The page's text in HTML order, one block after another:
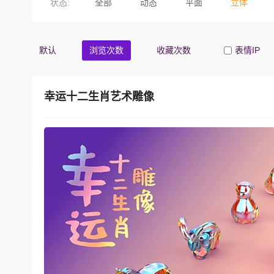
状态: 全部 动态 平面 立体
默认 浏览次数 收藏次数 表情IP
幸运十二生肖艺术雕像